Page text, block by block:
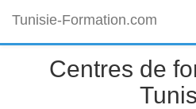
Tunisie-Formation.com
Centres de